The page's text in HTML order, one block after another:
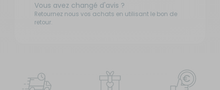
Vous avez changé d'avis ?
Retournez nous vos achats en utilisant le bon de
retour.